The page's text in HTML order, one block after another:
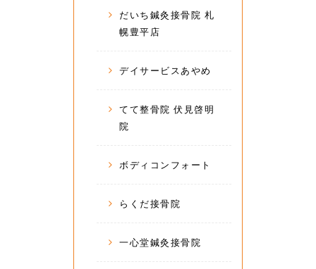
だいち鍼灸接骨院 札
幌豊平店
デイサービスあやめ
てて整骨院 伏見啓明
院
ボディコンフォート
らくだ接骨院
一心堂鍼灸接骨院